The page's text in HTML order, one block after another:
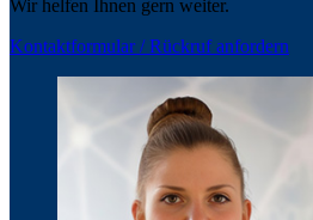
Wir helfen Ihnen gern weiter.
Kontaktformular / Rückruf anfordern